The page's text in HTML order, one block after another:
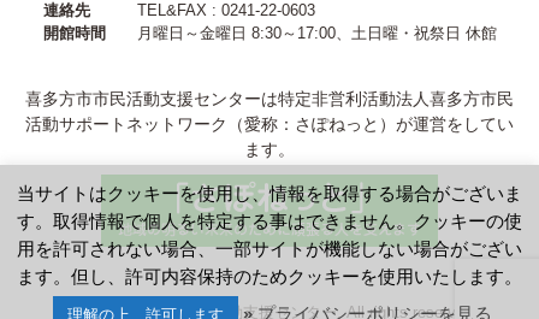
連絡先
TEL&FAX : 0241-22-0603
開館時間
月曜日～金曜日 8:30～17:00、 土日曜・祝祭日 休館
喜多方市市民活動支援センターは特定非営利活動法人喜多方市民
活動サポートネットワーク（愛称：さぽねっと）が運営をしてい
ます。
2013 © 喜多方市市民活動支援センター. All rights reserved.
当サイトはクッキーを使用し、情報を取得する場合がございま
す。取得情報で個人を特定する事はできません。クッキーの使
用を許可されない場合、一部サイトが機能しない場合がござい
ます。但し、許可内容保持のためクッキーを使用いたします。
理解の上、許可します » プライバシーポリシーを見る